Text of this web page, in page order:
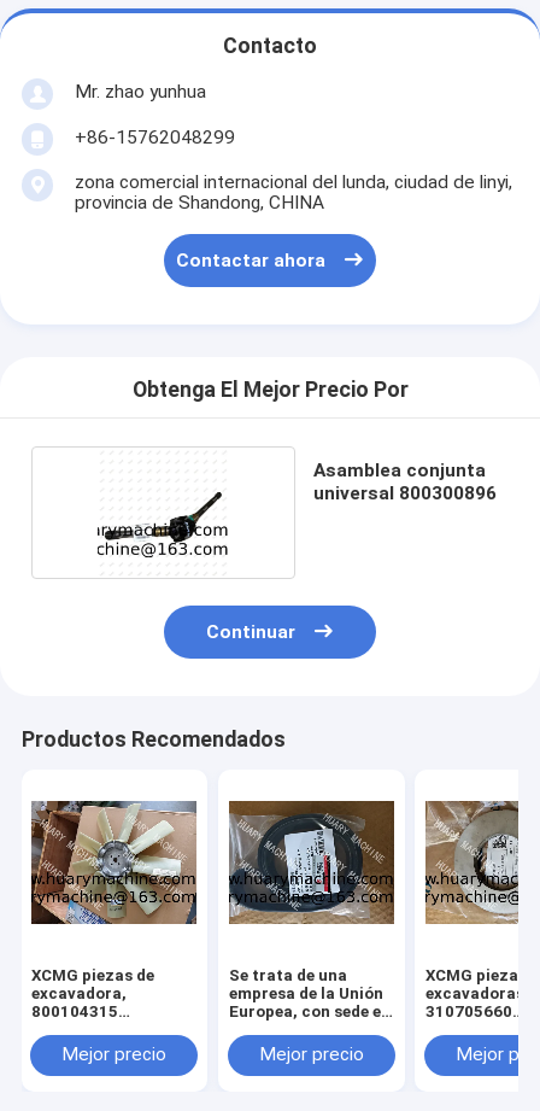
Contacto
Mr. zhao yunhua
+86-15762048299
zona comercial internacional del lunda, ciudad de linyi,
provincia de Shandong, CHINA
Contactar ahora
Obtenga El Mejor Precio Por
Asamblea conjunta
universal 800300896
Continuar
Productos Recomendados
XCMG piezas de
excavadora,
800104315
xcmg xe 130 xe 150
Mejor precio
Se trata de una
empresa de la Unión
Europea, con sede en
Mejor precio
XCMG piezas
excavadoras,
310705660
3299000666
329900710
Mejor